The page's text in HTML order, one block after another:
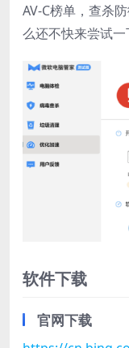
AV-C榜单，查杀
么还不快来尝试一
软件下载
官网下载